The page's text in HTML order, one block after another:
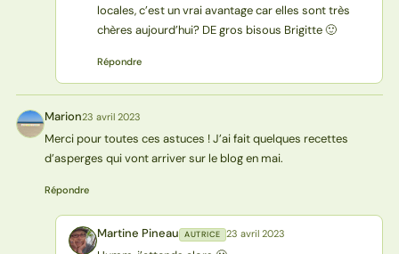
locales, c’est un vrai avantage car elles sont très
chères aujourd’hui? DE gros bisous Brigitte 🙂
Répondre
M Marion23 avril 2023
Merci pour toutes ces astuces ! J’ai fait quelques recettes
d’asperges qui vont arriver sur le blog en mai.
Répondre
MP Martine Pineau AUTRICE 23 avril 2023